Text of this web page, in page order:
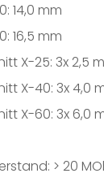
14,0 mm
16,5 mm
X-25: 3x 2,5
X-40: 3x 4,0
X-60: 3x 6,0
> 20